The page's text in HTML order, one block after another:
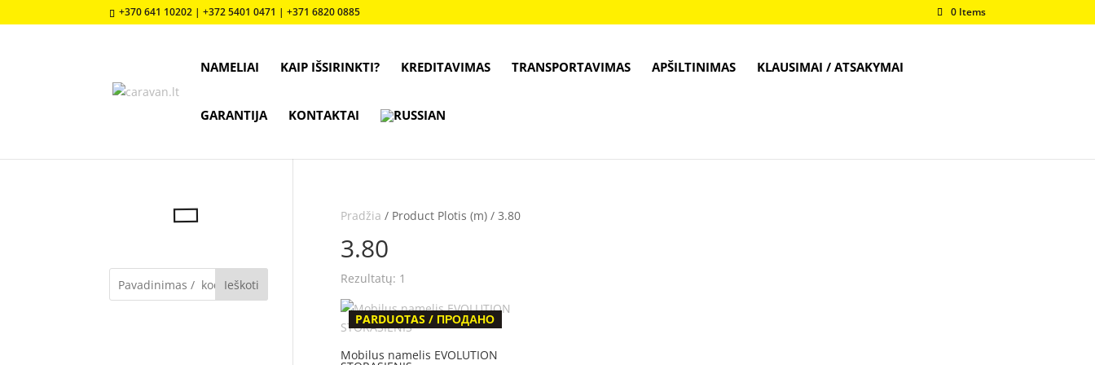
+370 641 10202 | +372 5401 0471 | +371 6820 0885 0 Items
NAMELIAI KAIP IŠSIRINKTI? KREDITAVIMAS TRANSPORTAVIMAS APŠILTINIMAS KLAUSIMAI / ATSAKYMAI
GARANTIJA KONTAKTAI
Pradžia / Product Plotis (m) / 3.80
3.80
Rezultatų: 1
PARDUOTAS / ПРОДАНО
Mobilus namelis EVOLUTION
Ieškoti